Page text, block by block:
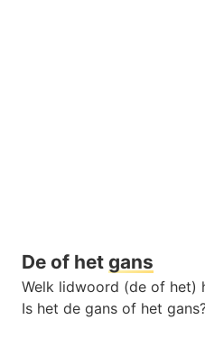
De of het gans
Welk lidwoord (de of het)
Is het de gans of het